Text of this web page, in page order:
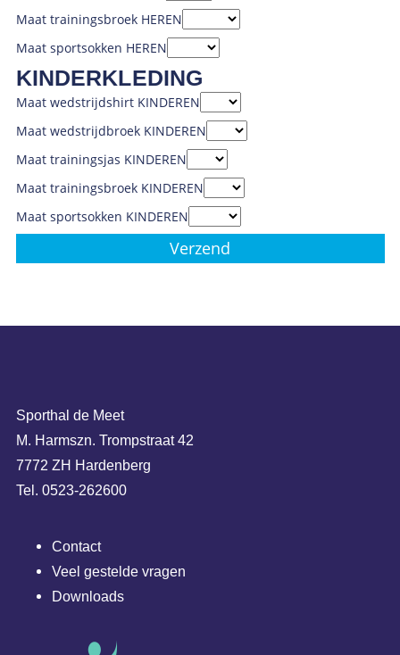
Maat trainingsbroek HEREN
Maat sportsokken HEREN
KINDERKLEDING
Maat wedstrijdshirt KINDEREN
Maat wedstrijdbroek KINDEREN
Maat trainingsjas KINDEREN
Maat trainingsbroek KINDEREN
Maat sportsokken KINDEREN
Verzend
Sporthal de Meet
M. Harmszn. Trompstraat 42
7772 ZH Hardenberg
Tel. 0523-262600
Contact
Veel gestelde vragen
Downloads